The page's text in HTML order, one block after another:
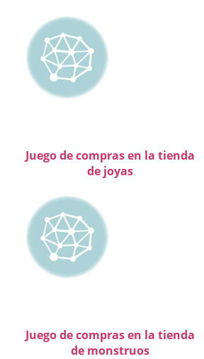
Juego de compras en la tienda
de joyas
Juego de compras en la tienda
de monstruos